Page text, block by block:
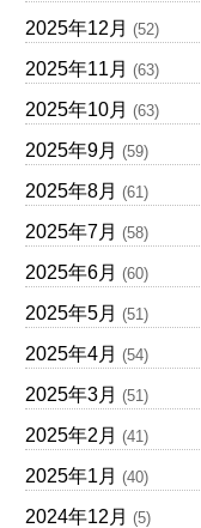
2025年12月 (52)
2025年11月 (63)
2025年10月 (63)
2025年9月 (59)
2025年8月 (61)
2025年7月 (58)
2025年6月 (60)
2025年5月 (51)
2025年4月 (54)
2025年3月 (51)
2025年2月 (41)
2025年1月 (40)
2024年12月 (5)